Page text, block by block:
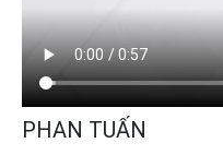
PHAN TUẤN